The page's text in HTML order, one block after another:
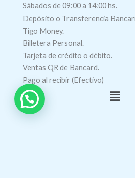
Sábados de 09:00 a 14:00 hs.
Depósito o Transferencia
Tigo Money.
Billetera Personal.
Tarjeta de crédito o débito.
Ventas QR de Bancard.
Pago al recibir (Efectivo)
Menú